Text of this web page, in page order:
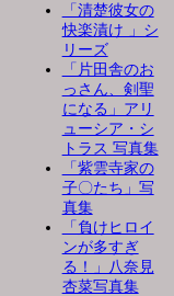
「清楚彼女の
快楽漬け 」シ
リーズ
「片田舎のお
っさん、剣聖
になる」アリ
ューシア・シ
トラス 写真集
「紫雲寺家の
子〇たち」写
真集
「負けヒロイ
ンが多すぎ
る！」八奈見
杏菜写真集